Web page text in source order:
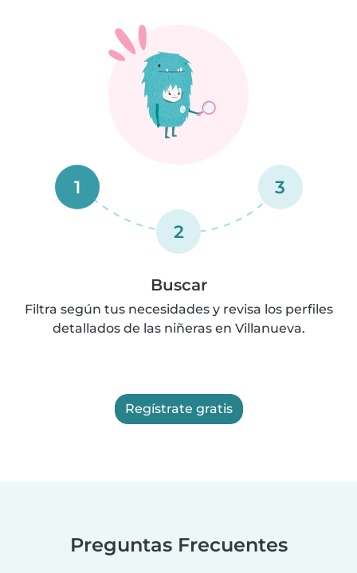
1
2
3
Buscar
Filtra según tus necesidades y revisa los perfiles
detallados de las niñeras en Villanueva.
Regístrate gratis
Preguntas Frecuentes